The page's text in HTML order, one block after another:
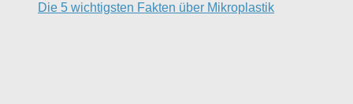
Die 5 wichtigsten Fakten über Mikroplastik